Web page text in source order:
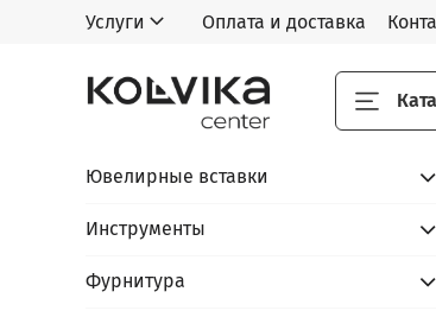
Услуги Оплата и доставка
Ювелирные вставки
Инструменты
Фурнитура